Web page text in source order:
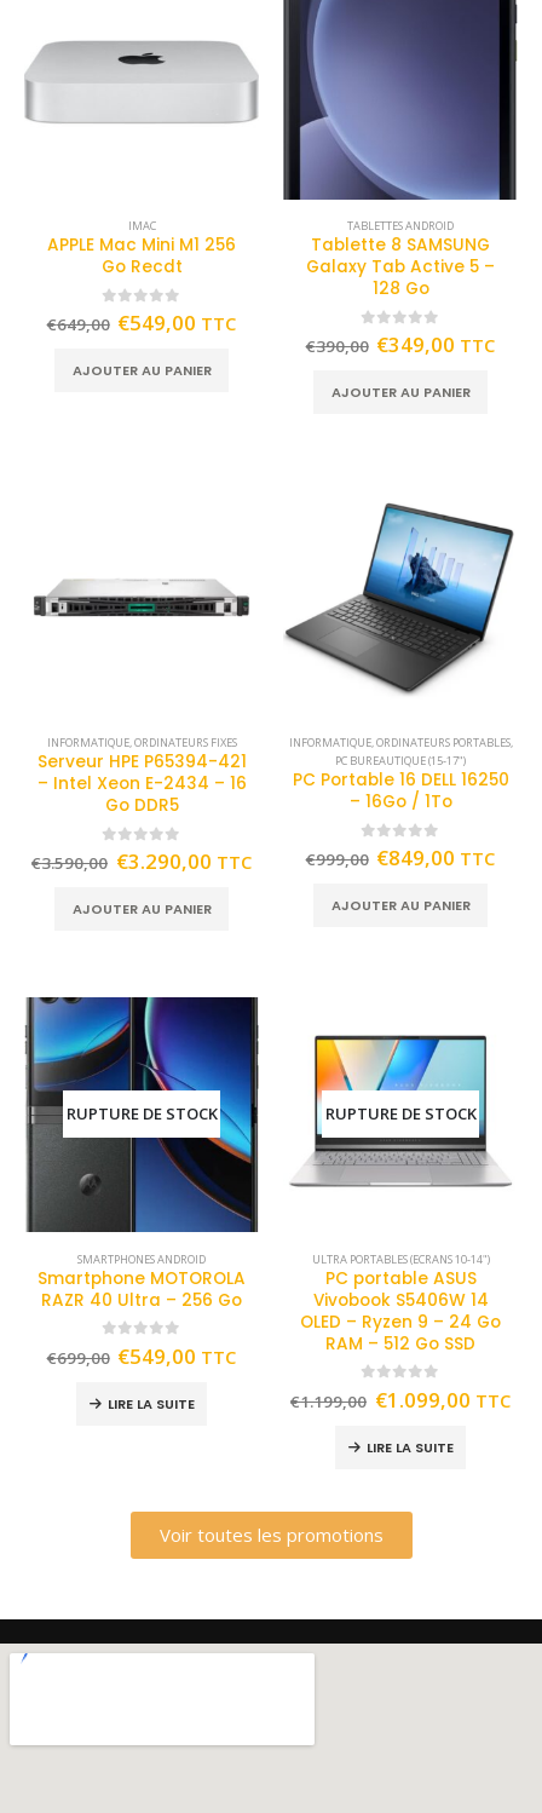
IMAC
APPLE Mac Mini M1 256
Go Recdt
out of 5
€649,00 €549,00 TTC
AJOUTER AU PANIER
TABLETTES ANDROID
Tablette 8 SAMSUNG
Galaxy Tab Active 5 –
128 Go
out of 5
€390,00 €349,00 TTC
AJOUTER AU PANIER
INFORMATIQUE,ORDINATEURS FIXES
Serveur HPE P65394-421
– Intel Xeon E-2434 – 16
Go DDR5
out of 5
€3.590,00 €3.290,00 TTC
AJOUTER AU PANIER
INFORMATIQUE,ORDINATEURS PORTABLES,
PC BUREAUTIQUE (15-17")
PC Portable 16 DELL 16250
– 16Go / 1To
out of 5
€999,00 €849,00 TTC
AJOUTER AU PANIER
RUPTURE DE STOCK
SMARTPHONES ANDROID
Smartphone MOTOROLA
RAZR 40 Ultra – 256 Go
out of 5
€699,00 €549,00 TTC
LIRE LA SUITE
RUPTURE DE STOCK
ULTRA PORTABLES (ECRANS 10-14")
PC portable ASUS
Vivobook S5406W 14
OLED – Ryzen 9 – 24 Go
RAM – 512 Go SSD
out of 5
€1.199,00 €1.099,00 TTC
LIRE LA SUITE
Voir toutes les promotions